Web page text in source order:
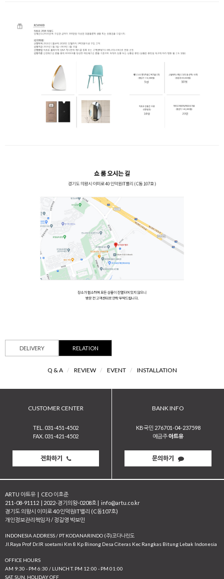
DELIVERY RELATION
Q & A / REVIEW / EVENT / INSTALLATION
CUSTOMER CENTER
TEL. 031-451-4502
FAX. 031-421-4502
전화하기
BANK INFO
KB국민 276701-04-237598
예금주아트유
문의하기
ARTU 아트유
CEO 이호준
211-08-91112
2022-경기의왕-0208호
info@artu.co.kr
경기도 의왕시 이미로 40 인덕원IT밸리 (C동107호)
개인정보관리책임자 / 정길영 박보민
INDONESIA ADDRESS / PT KODANARINDO (주)코다나린도
JI.Raya Prof Dr.IR soetami Km 8 Kp Binong Desa Citeras Kec Rangkas Bitung Lebak Indonesia
OFFICE HOURS
AM 9:30 - PM 6:30 / LUNCH T. PM 12:00 - PM 01:00
SAT, SUN, HOLIDAY OFF